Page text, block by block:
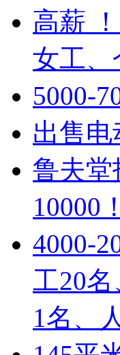
高薪
女工、
5000-
出售
鲁夫堂
10000！
4000-
工20
1名、